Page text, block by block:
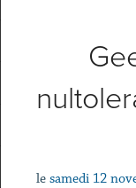
le samedi 12